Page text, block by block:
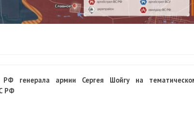
РФ генерала армии Сергея Шойгу на
РФ